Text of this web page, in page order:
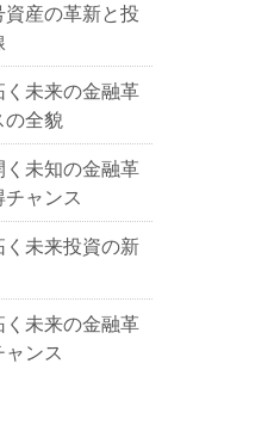
産の革新と投
未来の金融革
の全貌
未知の金融革
ャンス
未来投資の新
未来の金融革
ンス